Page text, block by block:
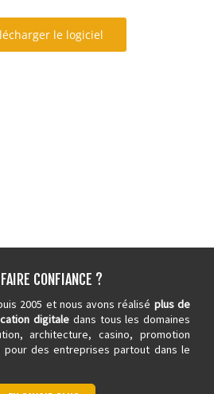
le logiciel
CONFIANCE ?
2005 et nous avons réalisé plus de
digitale dans tous les domaines
architecture,casino, promotion
des entreprises partout dans le